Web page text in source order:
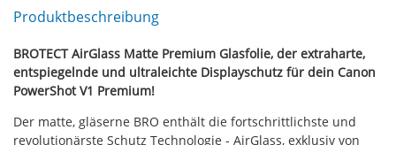
Produktbeschreibung
BROTECT AirGlass Matte Premium Glasfolie, der extraharte,
entspiegelnde und ultraleichte Displayschutz für dein Canon
PowerShot V1 Premium!
Der matte, gläserne BRO enthält die fortschrittlichste und
revolutionärste Schutz Technologie - AirGlass, exklusiv von